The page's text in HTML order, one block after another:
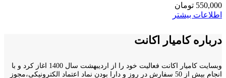
550,000 تومان
اطلاعات بیشتر
درباره کامیار اکانت
وبسایت کامیار اکانت فعالیت خود را از اردیبهشت سال 1400 اغاز کرد و با
انجام بیش از 50 سفارش در روز و دارا بودن نماد اعتماد الکترونیکی،مجوز